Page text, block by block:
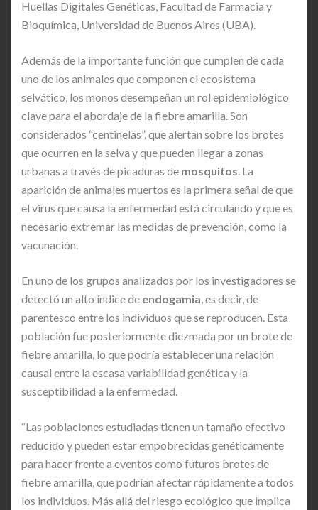
Huellas Digitales Genéticas, Facultad de Farmacia y
Bioquímica, Universidad de Buenos Aires (UBA).
Además de la importante función que cumplen de cada
uno de los animales que componen el ecosistema
selvático, los monos desempeñan un rol epidemiológico
clave para el abordaje de la fiebre amarilla. Son
considerados “centinelas”, que alertan sobre los brotes
que ocurren en la selva y que pueden llegar a zonas
urbanas a través de picaduras de mosquitos . La
aparición de animales muertos es la primera señal de que
el virus que causa la enfermedad está circulando y que es
necesario extremar las medidas de prevención, como la
vacunación.
En uno de los grupos analizados por los investigadores se
detectó un alto índice de endogamia , es decir, de
parentesco entre los individuos que se reproducen. Esta
población fue posteriormente diezmada por un brote de
fiebre amarilla, lo que podría establecer una relación
causal entre la escasa variabilidad genética y la
susceptibilidad a la enfermedad.
“Las poblaciones estudiadas tienen un tamaño efectivo
reducido y pueden estar empobrecidas genéticamente
para hacer frente a eventos como futuros brotes de
fiebre amarilla, que podrían afectar rápidamente a todos
los individuos. Más allá del riesgo ecológico que implica